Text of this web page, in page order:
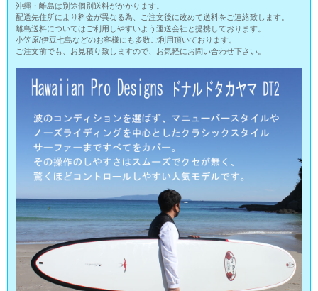
沖縄・離島は別途個別送料がかかります。
配送先住所により料金が異なる為、ご注文後に改めて送料をご連絡致します。
離島送料についてはご利用しやすいよう運送会社と提携しております。
小笠原/伊豆七島などのお客様にも多数ご利用頂いております。
ご注文前でも、お見積り致しますので、お気軽にお問い合わせ下さい。